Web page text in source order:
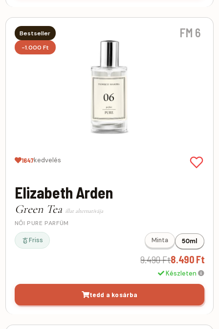
Bestseller
-1.000 Ft
FM 6
1647kedvelés
Elizabeth Arden
Green Tea illat alternatívája
NŐI PURE PARFÜM
Friss Minta 50ml
9.490 Ft8.490 Ft
Készleten
tedd a kosárba